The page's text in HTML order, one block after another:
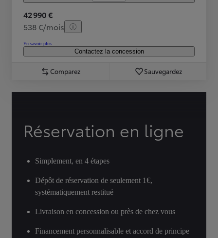
42 990 €
538 €/mois
En savoir plus
Contactez la concession
Comparez Sauvegardez
Réservation en ligne
Simplement, en 4 étapes
Dépôt de réservation de seulement 1€,
systématiquement restitué
Livraison en concession ou près de chez vous
Financement personnalisable et accord de principe